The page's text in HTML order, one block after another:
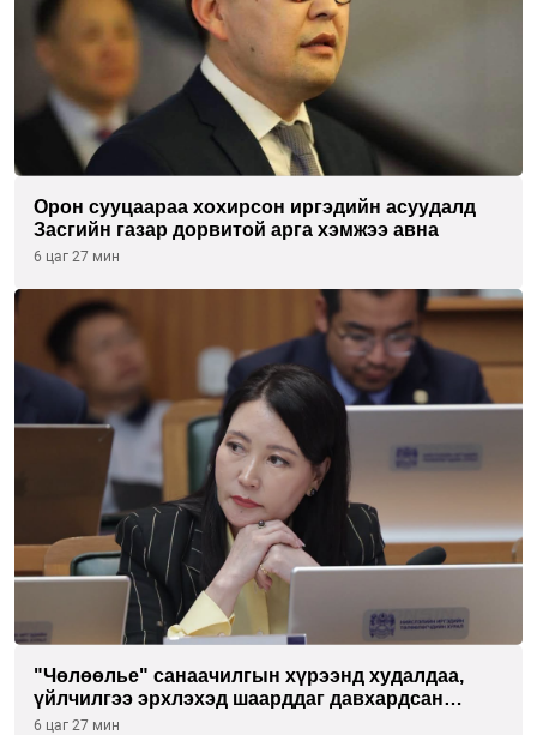
Орон сууцаараа хохирсон иргэдийн асуудалд
Засгийн газар дорвитой арга хэмжээ авна
6 цаг 27 мин
"Чөлөөлье" санаачилгын хүрээнд худалдаа,
үйлчилгээ эрхлэхэд шаарддаг давхардсан
бүртгэлийг хүчингүй болгох тогтоолын төслийг
6 цаг 27 мин